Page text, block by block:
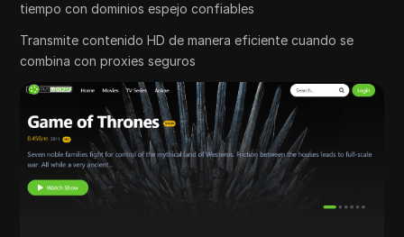
tiempo con dominios espejo confiables
Transmite contenido HD de manera eficiente cuando se
combina con proxies seguros